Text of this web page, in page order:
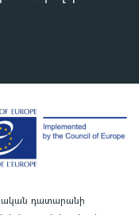
դատարանի